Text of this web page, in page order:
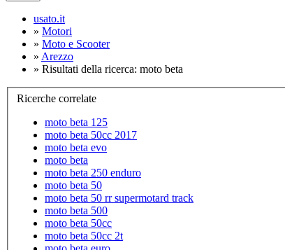
usato.it
» Motori
» Moto e Scooter
» Arezzo
» Risultati della ricerca: moto beta
Ricerche correlate
moto beta 125
moto beta 50cc 2017
moto beta evo
moto beta
moto beta 250 enduro
moto beta 50
moto beta 50 rr supermotard track
moto beta 500
moto beta 50cc
moto beta 50cc 2t